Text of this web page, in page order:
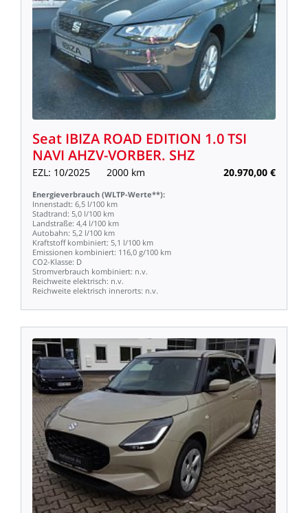
Seat IBIZA ROAD EDITION 1.0TSI
NAVI AHZV-VORBER. SHZ
EZL: 10/2025 2000 km 20.970,00 €
Energieverbrauch (WLTP-Werte**):
Innenstadt: 6,5 l/100 km
Stadtrand: 5,0 l/100 km
Landstraße: 4,4 l/100 km
Autobahn: 5,2 l/100 km
Kraftstoff kombiniert: 5,1 l/100 km
Emissionen kombiniert: 116,0 g/100 km
CO2-Klasse: D
Stromverbrauch kombiniert: n.v.
Reichweite elektrisch: n.v.
Reichweite elektrisch innerorts: n.v.